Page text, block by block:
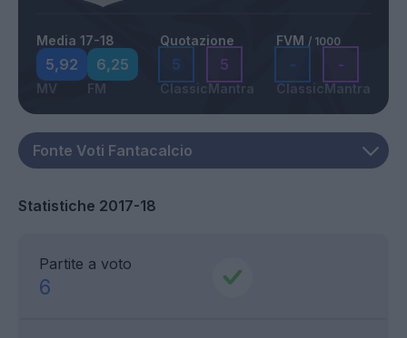
Media 17-18
5,92
MV
6,25
FM
Quotazione
5
Classic
5
Mantra
FVM / 1000
-
Classic
-
Mantra
Statistiche 2017-18
Partite a voto
6